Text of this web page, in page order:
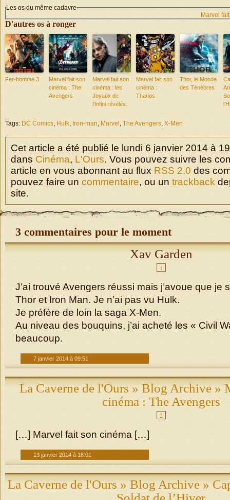
Les os du même cadavre
Marvel
D'autres os à ronger
Fer-homme 3
Marvel fait son
cinéma : The
Avengers
Marvel fait son
cinéma : les
Joyaux de
l’Infini révélés.
Marvel fait son
cinéma :
Thanos
Thor, le Monde
des Ténèbres
Tags: DC Comics, Hulk, Iron-man, Marvel , The Avengers, X-Men
Cet article a été publié le lundi 6 janvier 2014 à
dans Cinéma, L'Ours. Vous pouvez suivre les
article en vous abonnant au flux RSS 2.0 des
pouvez faire un commentaire, ou un trackback
site.
3 commentaires pour le moment
Xav Garden
1
J’ai trouvé Avengers réussi mais j’avoue que je
Thor et Iron Man. Je n’ai pas vu Hulk.
Je préfère de loin la saga X-Men.
Au niveau des bouquins, j’ai acheté les « Civil
beaucoup.
7 janvier 2014 à 09:51
La Caverne de l'Ours » Blog Archive »
cinéma : The Avengers
2
[…] Marvel fait son cinéma […]
13 janvier 2014 à 18:01
La Caverne de l'Ours » Blog Archive »